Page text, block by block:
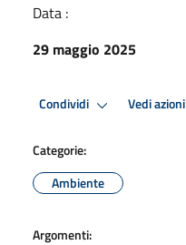
Data :
29 maggio 2025
Condividi Vedi azioni
Categorie:
Ambiente
Argomenti: